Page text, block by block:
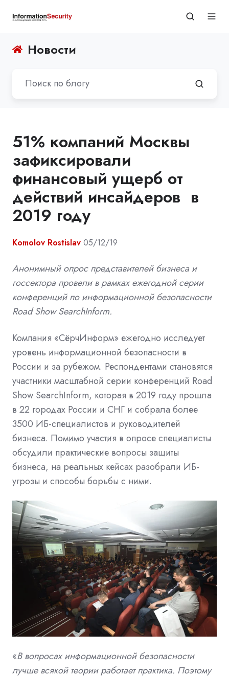
Новости
51% компаний Москвы
зафиксировали
финансовый ущерб от
действий инсайдеров в
2019 году
Komolov Rostislav 05/12/19
Анонимный опрос представителей бизнеса и
госсектора провели в рамках ежегодной серии
конференций по информационной безопасности
Road Show SearchInform.
Компания «СёрчИнформ» ежегодно исследует
уровень информационной безопасности в
России и за рубежом. Респондентами становятся
участники масштабной серии конференций Road
Show SearchInform, которая в 2019 году прошла
в 22 городах России и СНГ и собрала более
3500 ИБ-специалистов и руководителей
бизнеса. Помимо участия в опросе специалисты
обсудили практические вопросы защиты
бизнеса, на реальных кейсах разобрали ИБ-
угрозы и способы борьбы с ними.
«В вопросах информационной безопасности
лучше всякой теории работает практика. Поэтому